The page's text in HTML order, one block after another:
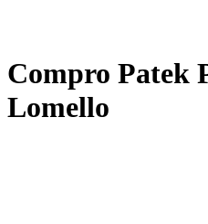
Compro Patek
Lomello